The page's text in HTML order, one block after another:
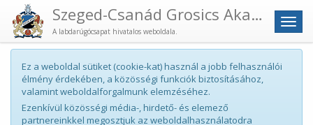
Menü
Szeged-Csanád Grosics Akadémia
A labdarúgócsapat hivatalos weboldala.
Ez a weboldal sütiket (cookie-kat) használ a jobb felhasználói
élmény érdekében, a közösségi funkciók biztosításához,
valamint weboldalforgalmunk elemzéséhez.
Ezenkívül közösségi média-, hirdető- és elemező
partnereinkkel megosztjuk az weboldalhasználatodra